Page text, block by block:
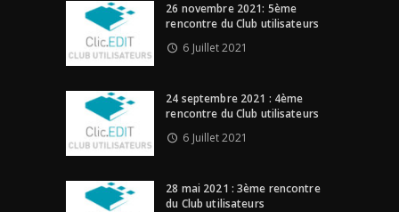
26 novembre 2021: 5ème
rencontre du Club utilisateurs
6 Juillet 2021
24 septembre 2021 : 4ème
rencontre du Club utilisateurs
6 Juillet 2021
28 mai 2021 : 3ème rencontre
du Club utilisateurs